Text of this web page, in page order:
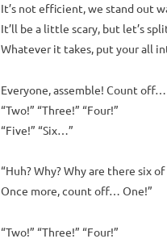
It’s not efficient, we stand out
It’ll be a little scary, but let’s
Whatever it takes, put your all
Everyone, assemble! Count
“Two!” “Three!” “Four!”
“Five!” “Six…”
“Huh? Why? Why are there six of
Once more, count off… One!”
“Two!” “Three!” “Four!”